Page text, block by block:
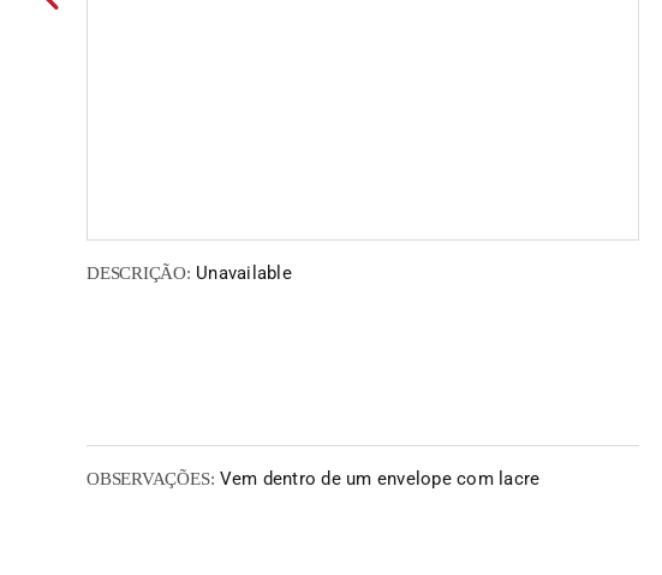
DESCRIÇÃO: Unavailable
OBSERVAÇÕES: Vem dentro de um envelope com lacre